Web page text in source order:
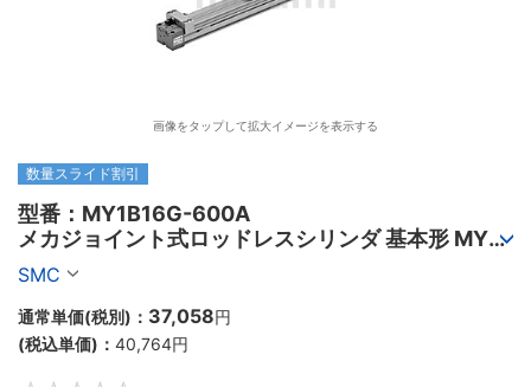
画像をタップして拡大イメージを表示する
数量スライド割引
型番：MY1B16G-600A
メカジョイント式ロッドレスシリンダ 基本形 MY1B
シリーズ
SMC
通常単価(税別)： 37,058円
(税込単価)： 40,764円